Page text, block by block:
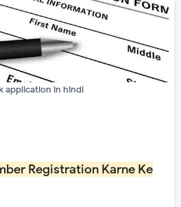
application in hindi
Registration Karne Ke